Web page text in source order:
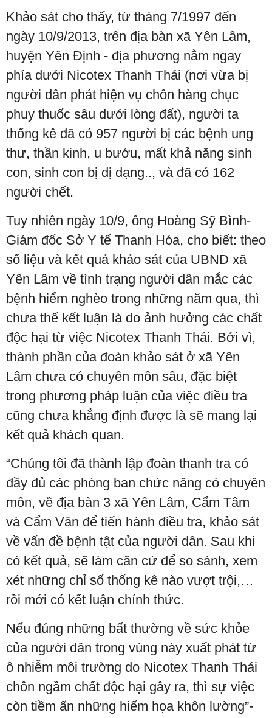
Khảo sát cho thấy, từ tháng 7/1997 đến
ngày 10/9/2013, trên địa bàn xã Yên Lâm,
huyện Yên Định - địa phương nằm ngay
phía dưới Nicotex Thanh Thái (nơi vừa bị
người dân phát hiện vụ chôn hàng chục
phuy thuốc sâu dưới lòng đất), người ta
thống kê đã có 957 người bị các bệnh ung
thư, thần kinh, u bướu, mất khả năng sinh
con, sinh con bị dị dạng.., và đã có 162
người chết.
Tuy nhiên ngày 10/9, ông Hoàng Sỹ Bình-
Giám đốc Sở Y tế Thanh Hóa, cho biết: theo
số liệu và kết quả khảo sát của UBND xã
Yên Lâm về tình trạng người dân mắc các
bệnh hiểm nghèo trong những năm qua, thì
chưa thể kết luận là do ảnh hưởng các chất
độc hại từ việc Nicotex Thanh Thái. Bởi vì,
thành phần của đoàn khảo sát ở xã Yên
Lâm chưa có chuyên môn sâu, đặc biệt
trong phương pháp luận của việc điều tra
cũng chưa khẳng định được là sẽ mang lại
kết quả khách quan.
“Chúng tôi đã thành lập đoàn thanh tra có
đầy đủ các phòng ban chức năng có chuyên
môn, về địa bàn 3 xã Yên Lâm, Cẩm Tâm
và Cẩm Vân để tiến hành điều tra, khảo sát
về vấn đề bệnh tật của người dân. Sau khi
có kết quả, sẽ làm căn cứ để so sánh, xem
xét những chỉ số thống kê nào vượt trội,…
rồi mới có kết luận chính thức.
Nếu đúng những bất thường về sức khỏe
của người dân trong vùng này xuất phát từ
ô nhiễm môi trường do Nicotex Thanh Thái
chôn ngầm chất độc hại gây ra, thì sự việc
còn tiềm ẩn những hiểm họa khôn lường”-